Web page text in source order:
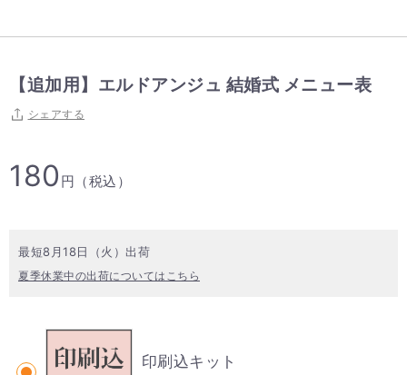
【追加用】エルドアンジュ 結婚式 メニュー表
シェアする
180 円（税込）
最短8月18日（火）出荷
夏季休業中の出荷についてはこちら
印刷込キット